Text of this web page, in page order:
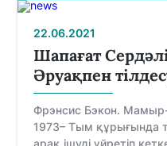
22.06.2021
Шапағат
Әруақпен
Фрэнсис Бэкон.
1973– Тым құрығында
арақ ішуді үйретіп